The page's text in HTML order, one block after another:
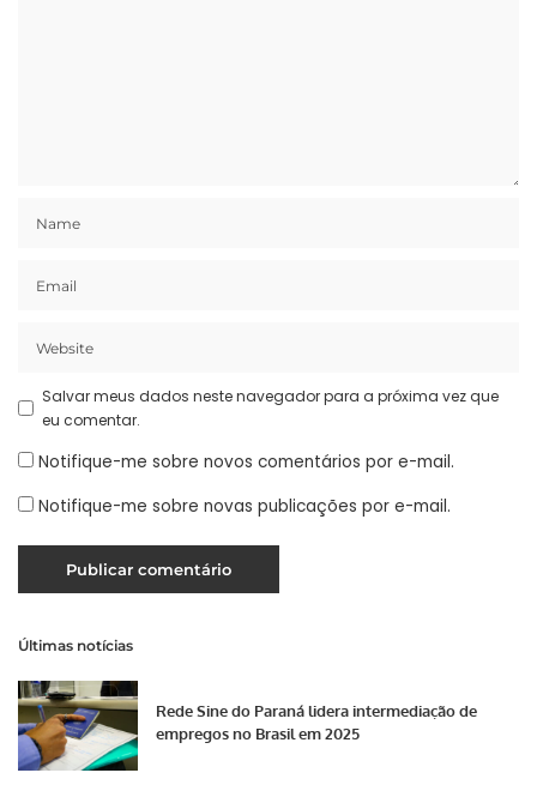
Salvar meus dados neste navegador para a próxima vez que
eu comentar.
Notifique-me sobre novos comentários por e-mail.
Notifique-me sobre novas publicações por e-mail.
Últimas notícias
Rede Sine do Paraná lidera intermediação de
empregos no Brasil em 2025